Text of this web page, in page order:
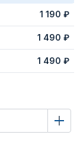
1 190 ₽
1 490 ₽
1 490 ₽